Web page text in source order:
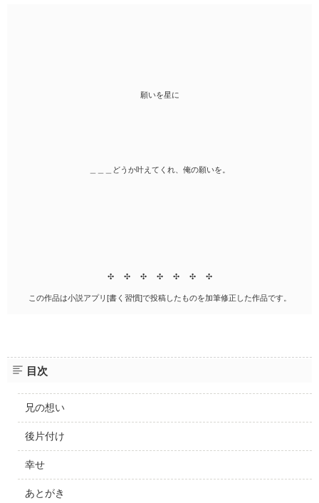
願いを星に
＿＿＿どうか叶えてくれ、俺の願いを。
✣ ✣ ✣ ✣ ✣ ✣ ✣
この作品は小説アプリ[書く習慣]で投稿したものを加筆修正した作品です。
目次
兄の想い
後片付け
幸せ
あとがき